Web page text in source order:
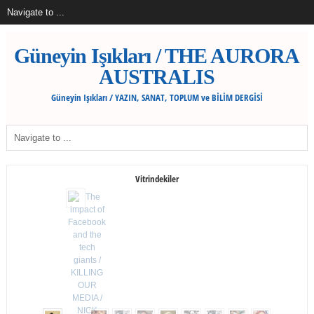
Güneyin Işıkları / THE AURORA
AUSTRALIS
Güneyin Işıkları / YAZIN, SANAT, TOPLUM ve BİLİM DERGİSİ
Vitrindekiler